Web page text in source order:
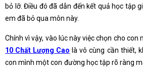
bỏ lỡ. Điều đó đã dẫn đến kết quả học tập
em đã bỏ qua môn này.
Chính vì vậy, vào lúc này việc chọn cho con
10 Chất Lượng Cao là vô cùng cần thiết,
con mình một con đường học tập rõ ràng